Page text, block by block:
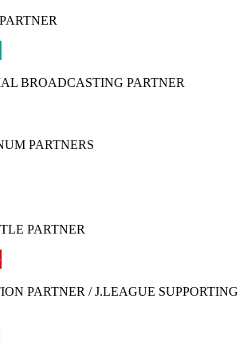
BROADCASTING PARTNER
PARTNERS
PARTNER
PARTNER / J.LEAGUE SUPPORTING